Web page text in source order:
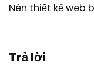
Nên thiết kế web
Trả lời